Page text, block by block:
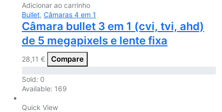
Adicionar ao carrinho
Bullet, Câmaras 4 em 1
Câmara bullet 3 em 1 (cvi, tvi, ahd)
de 5 megapixels e lente fixa
28,11 € Compare
Sold: 0
Available: 169
Quick View